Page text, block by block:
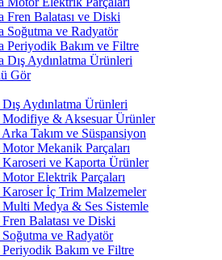
Fren Balatası ve Diski
Soğutma ve Radyatör
Periyodik Bakım ve Filtre
Dış Aydınlatma Ürünleri
Gör
Aydınlatma Ürünleri
Modifiye & Aksesuar Ürünler
Takım ve Süspansiyon
Motor Mekanik Parçaları
Karoseri ve Kaporta Ürünler
Motor Elektrik Parçaları
Karoser İç Trim Malzemeler
Multi Medya & Ses Sistemle
Balatası ve Diski
Soğutma ve Radyatör
Periyodik Bakım ve Filtre